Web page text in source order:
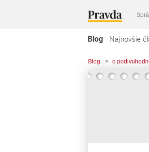
Blog Najnovšie
Blog > o